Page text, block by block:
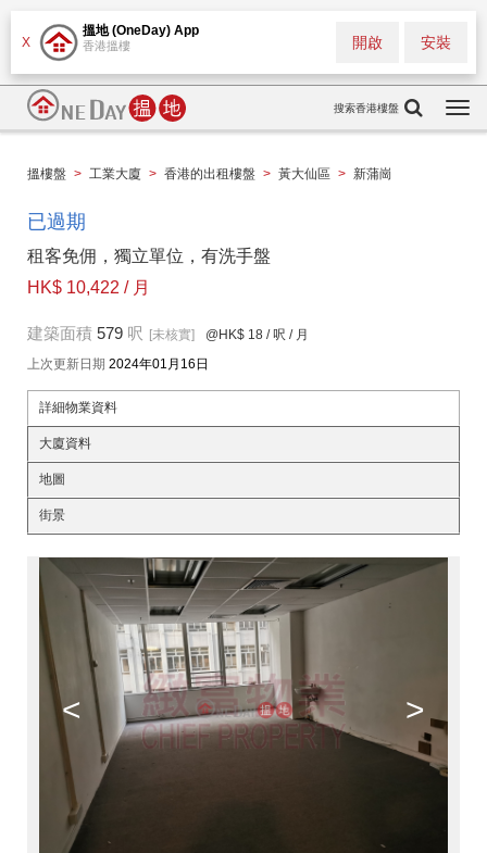
X
搵地 (OneDay) App
香港搵樓 安裝
開啟
搜索香港樓盤
搵樓盤 > 工業大廈 > 香港的出租樓盤 > 黃大仙區 > 新蒲崗
已過期
租客免佣，獨立單位，有洗手盤
HK$ 10,422 / 月
建築面積 579 呎 [未核實] @HK$ 18 / 呎 / 月
上次更新日期 2024年01月16日
詳細物業資料
大廈資料
地圖
街景
< >